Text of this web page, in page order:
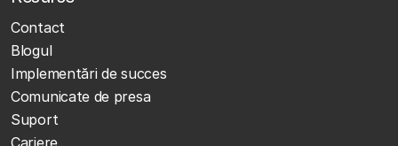
Contact
Blogul
Implementări de succes
Comunicate de presa
Suport